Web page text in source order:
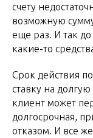
счету
возможную
еще раз. И так до
какие-то
Срок действия
ставку на
клиент может
долгосрочная,
отказом. И все